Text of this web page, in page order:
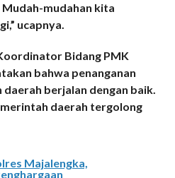
mudahan kita
ucapnya.
Bidang PMK
bahwa penanganan
berjalan dengan baik.
daerah tergolong
Majalengka,